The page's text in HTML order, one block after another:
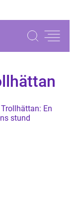
En
stund